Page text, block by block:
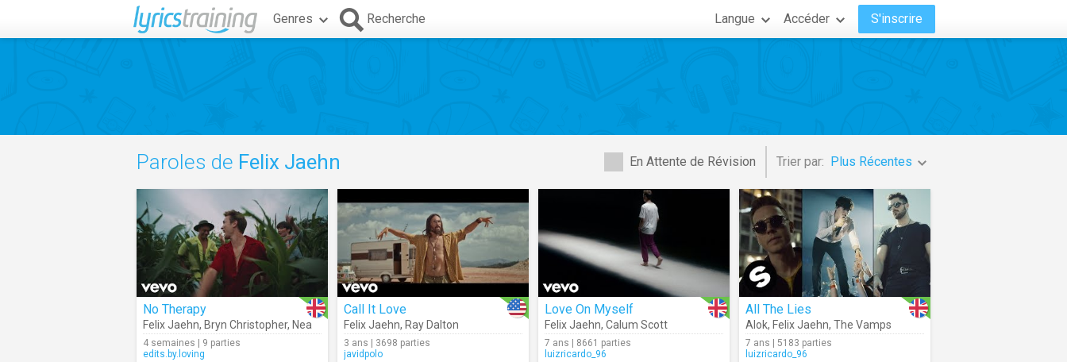
Genres Recherche Langue Accéder S'inscrire
En Attente de Révision Trier par: Plus Récentes
Paroles de Felix Jaehn
No Therapy
Felix Jaehn, Bryn Christopher, Nea
4 semaines | 9 parties
edits.by.loving
Call It Love
Felix Jaehn, Ray Dalton
3 ans | 3698 parties
javidpolo
Love On Myself
Felix Jaehn, Calum Scott
7 ans | 8661 parties
luizricardo_96
All The Lies
Alok, Felix Jaehn, The Vamps
7 ans | 5183 parties
luizricardo_96